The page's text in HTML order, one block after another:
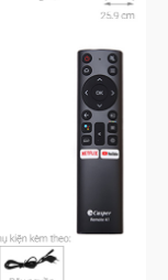
4K HDR
nghệ hiển thị
độ tương
trong khung